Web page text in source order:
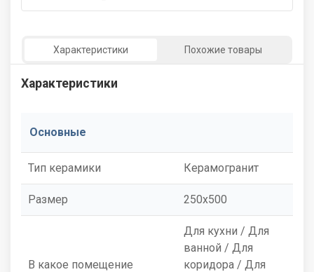
Характеристики Похожие товары
Характеристики
Основные
Тип керамики Керамогранит
Размер 250x500
В какое помещение
Для кухни / Для
ванной / Для
коридора / Для